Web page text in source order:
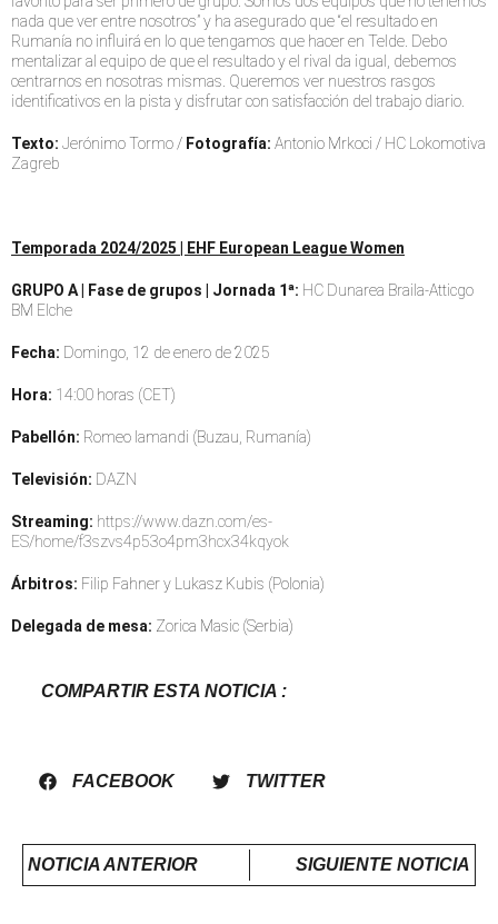
nada que ver entre nosotros” y ha asegurado que “el resultado en
Rumanía no influirá en lo que tengamos que hacer en Telde. Debo
mentalizar al equipo de que el resultado y el rival da igual, debemos
centrarnos en nosotras mismas. Queremos ver nuestros rasgos
identificativos en la pista y disfrutar con satisfacción del trabajo diario.
Texto: Jerónimo Tormo / Fotografía: Antonio Mrkoci / HC Lokomotiva
Zagreb
Temporada 2024/2025 | EHF European League Women
GRUPO A | Fase de grupos | Jornada 1ª: HC Dunarea Braila-Atticgo
BM Elche
Fecha: Domingo, 12 de enero de 2025
Hora: 14:00 horas (CET)
Pabellón: Romeo Iamandi (Buzau, Rumanía)
Televisión: DAZN
Streaming: https://www.dazn.com/es-
ES/home/f3szvs4p53o4pm3hcx34kqyok
Árbitros: Filip Fahner y Lukasz Kubis (Polonia)
Delegada de mesa: Zorica Masic (Serbia)
COMPARTIR ESTA NOTICIA :
FACEBOOK TWITTER
NOTICIA ANTERIOR SIGUIENTE NOTICIA